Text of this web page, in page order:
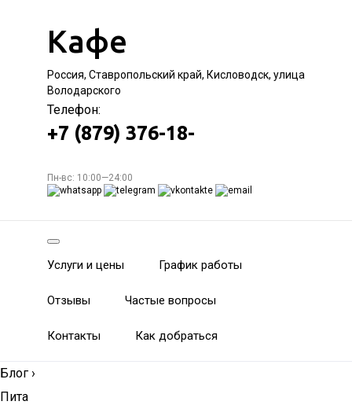
Кафе
Россия, Ставропольский край, Кисловодск, улица
Володарского
Телефон:
+7 (879) 376-18-
Пн-вс: 10:00—24:00
Услуги и цены График работы
Отзывы Частые вопросы
Контакты Как добраться
Блог ›
Пита